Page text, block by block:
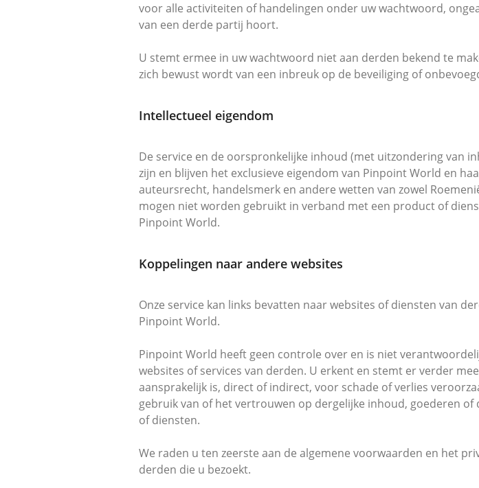
voor alle activiteiten of handelingen onder uw wachtwoord,
van een derde partij hoort.
U stemt ermee in uw wachtwoord niet aan derden bekend te
zich bewust wordt van een inbreuk op de beveiliging of
Intellectueel eigendom
De service en de oorspronkelijke inhoud (met uitzondering van
zijn en blijven het exclusieve eigendom van Pinpoint World en
auteursrecht, handelsmerk en andere wetten van zowel
mogen niet worden gebruikt in verband met een product of
Pinpoint World.
Koppelingen naar andere websites
Onze service kan links bevatten naar websites of diensten van
Pinpoint World.
Pinpoint World heeft geen controle over en is niet
websites of services van derden. U erkent en stemt er verder
aansprakelijk is, direct of indirect, voor schade of verlies
gebruik van of het vertrouwen op dergelijke inhoud, goederen
of diensten.
We raden u ten zeerste aan de algemene voorwaarden en het
derden die u bezoekt.